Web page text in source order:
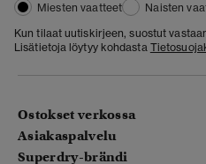
Miesten vaatteet
Naisten
Kun tilaat uutiskirjeen, suostut
Lisätietoja löytyy kohdasta
Ostokset verkossa
Asiakaspalvelu
Superdry-brändi